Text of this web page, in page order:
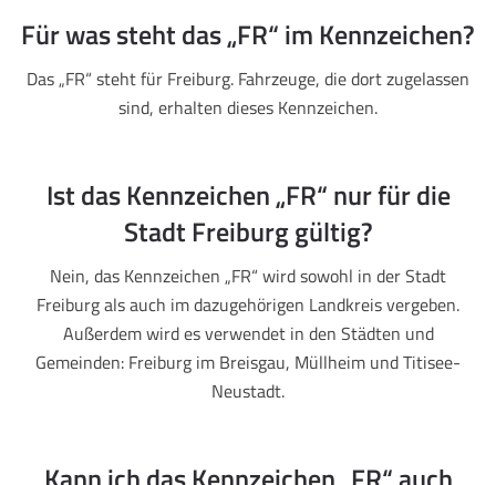
Für was steht das „FR“ im Kennzeichen?
Das „FR“ steht für Freiburg. Fahrzeuge, die dort zugelassen
sind, erhalten dieses Kennzeichen.
Ist das Kennzeichen „FR“ nur für die
Stadt Freiburg gültig?
Nein, das Kennzeichen „FR“ wird sowohl in der Stadt
Freiburg als auch im dazugehörigen Landkreis vergeben.
Außerdem wird es verwendet in den Städten und
Gemeinden: Freiburg im Breisgau, Müllheim und Titisee-
Neustadt.